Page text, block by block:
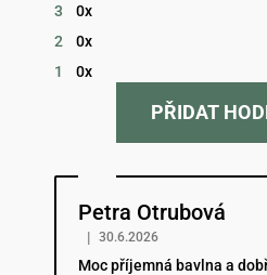
3
0x
2
0x
1
0x
PŘIDAT
Petra Otrubová
Hodnocení obchodu
| 30.6.2026
Moc příjemná bavlna a